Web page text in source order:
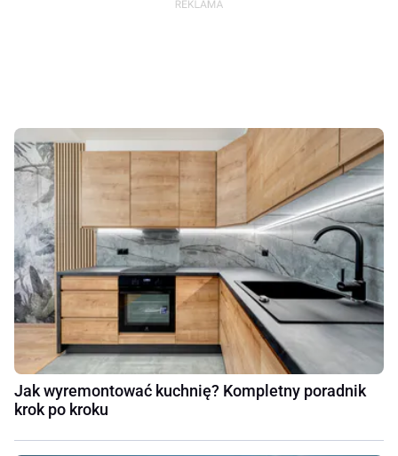
Jak wyremontować kuchnię? Kompletny poradnik
krok po kroku